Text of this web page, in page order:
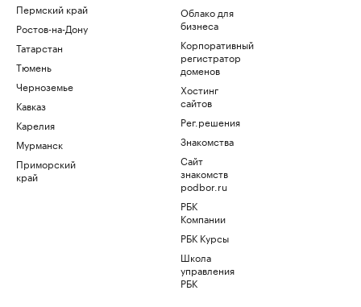
Пермский край
Ростов-на-Дону
Татарстан
Тюмень
Черноземье
Кавказ
Карелия
Мурманск
Приморский
край
Облако для
бизнеса
Корпоративный
регистратор
доменов
Хостинг
сайтов
Рег.решения
Знакомства
Сайт
знакомств
podbor.ru
РБК
Компании
РБК Курсы
Школа
управления
РБК